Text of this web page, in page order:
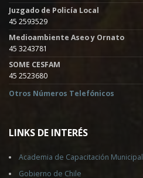
Juzgado de Policía Local
45 2593529
Medioambiente Aseo y Ornato
45 3243781
SOME CESFAM
45 2523680
Otros Números Telefónicos
LINKS DE INTERÉS
Academia de Capacitación Municipal
Gobierno de Chile